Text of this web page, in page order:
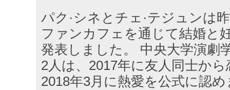
パク·シネとチェ·テジュンは
ファンカフェを通じて結婚と
発表しました。 中央大学演劇
2人は、2017年に友人同士か
2018年3月に熱愛を公式に認